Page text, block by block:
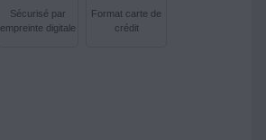
Sécurisé par
empreinte digitale
Format carte de
crédit